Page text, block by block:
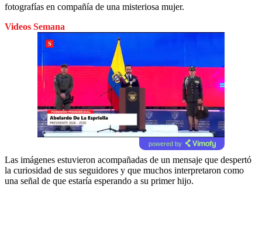
fotografías en compañía de una misteriosa mujer.
Videos Semana
powered by
Las imágenes estuvieron acompañadas de un mensaje que despertó
la curiosidad de sus seguidores y que muchos interpretaron como
una señal de que estaría esperando a su primer hijo.